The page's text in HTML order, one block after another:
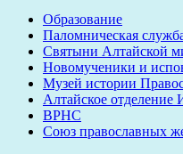
Образование
Паломническая
Святыни Алтайской
Новомученики и
Музей истории
Алтайское
ВРНС
Союз православных